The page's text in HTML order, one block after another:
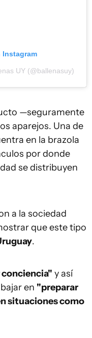
Instagram
UY (@ballenasuy)
—seguramente
aparejos. Una de
en la brazola
por donde
se distribuyen
a la sociedad
que este tipo
.
y así
en "preparar
situaciones como